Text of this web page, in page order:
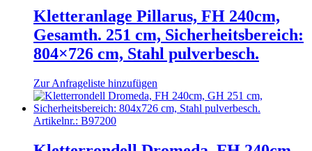
Kletteranlage Pillarus, FH 240cm,
Gesamth. 251 cm, Sicherheitsbereich:
804×726 cm, Stahl pulverbesch.
Zur Anfrageliste hinzufügen
Artikelnr.: B97200